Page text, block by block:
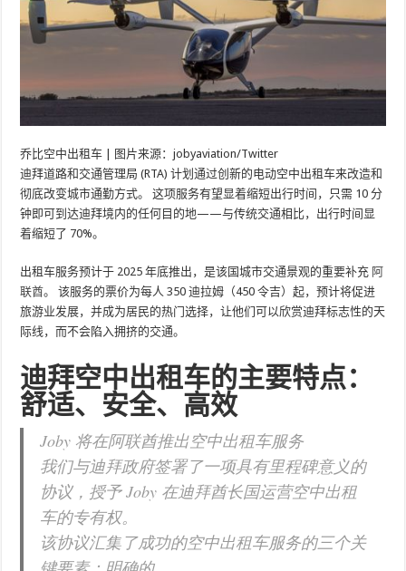
乔比空中出租车 | 图片来源：jobyaviation/Twitter
迪拜道路和交通管理局 (RTA) 计划通过创新的电动空中出租车来改造和
彻底改变城市通勤方式。 这项服务有望显着缩短出行时间，只需 10 分
钟即可到达迪拜境内的任何目的地——与传统交通相比，出行时间显
着缩短了 70%。
出租车服务预计于 2025 年底推出，是该国城市交通景观的重要补充 阿
联酋。 该服务的票价为每人 350 迪拉姆（450 令吉）起，预计将促进
旅游业发展，并成为居民的热门选择，让他们可以欣赏迪拜标志性的天
际线，而不会陷入拥挤的交通。
迪拜空中出租车的主要特点：
舒适、安全、高效
Joby 将在阿联酋推出空中出租车服务
我们与迪拜政府签署了一项具有里程碑意义的
协议，授予 Joby 在迪拜酋长国运营空中出租
车的专有权。
该协议汇集了成功的空中出租车服务的三个关